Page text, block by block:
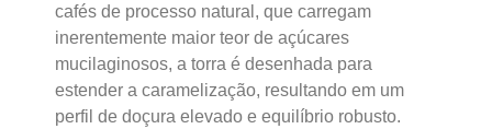
cafés de processo natural, que carregam
inerentemente maior teor de açúcares
mucilaginosos, a torra é desenhada para
estender a caramelização, resultando em um
perfil de doçura elevado e equilíbrio robusto.